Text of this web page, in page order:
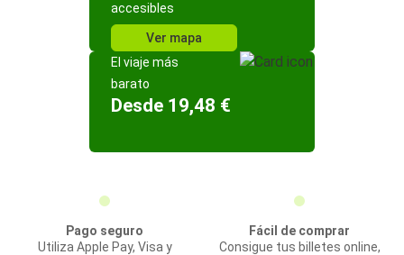
accesibles
Ver mapa
El viaje más
barato
Desde 19,48 €
Pago seguro
Utiliza Apple Pay, Visa y
Fácil de comprar
Consigue tus billetes online,